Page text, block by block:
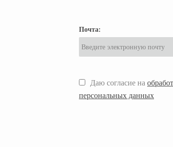
Почта:
Даю согласие на
персональных данных